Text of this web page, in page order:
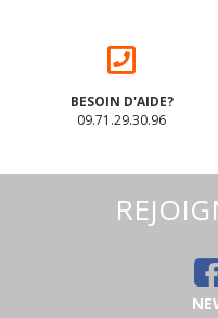
BESOIN D'AIDE?
09.71.29.30.96